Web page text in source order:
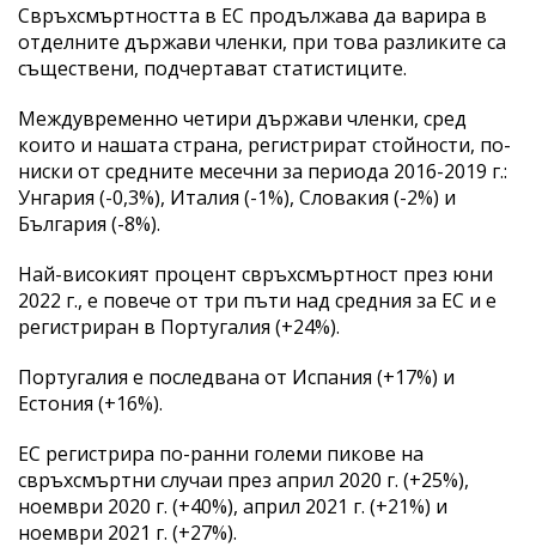
Свръхсмъртността в ЕС продължава да варира в
отделните държави членки, при това разликите са
съществени, подчертават статистиците.
Междувременно четири държави членки, сред
които и нашата страна, регистрират стойности, по-
ниски от средните месечни за периода 2016-2019 г.:
Унгария (-0,3%), Италия (-1%), Словакия (-2%) и
България (-8%).
Най-високият процент свръхсмъртност през юни
2022 г., е повече от три пъти над средния за ЕС и е
регистриран в Португалия (+24%).
Португалия е последвана от Испания (+17%) и
Естония (+16%).
ЕС регистрира по-ранни големи пикове на
свръхсмъртни случаи през април 2020 г. (+25%),
ноември 2020 г. (+40%), април 2021 г. (+21%) и
ноември 2021 г. (+27%).